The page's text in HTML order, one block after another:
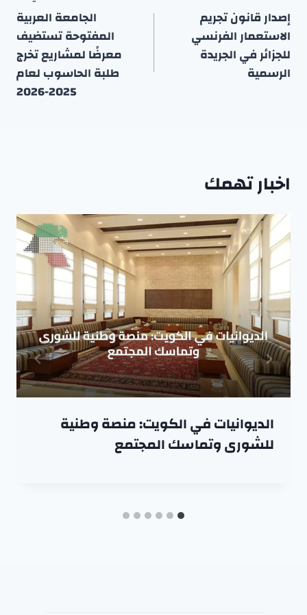
المقالات
إصدار قانون تجريم
الاستعمار الفرنسي
للجزائر في الجريدة
الرسمية
الجامعة العربية
المفتوحة تستضيف
معرضًا لمشاريع تخرج
طلبة الحاسوب لعام
2025-2026
اخبار تهمك
الديوانيات في الكويت: منصة وطنية
للشورى وتماسك المجتمع